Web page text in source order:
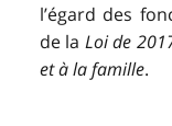
l’égard des
de la Loi de
et à la famille.